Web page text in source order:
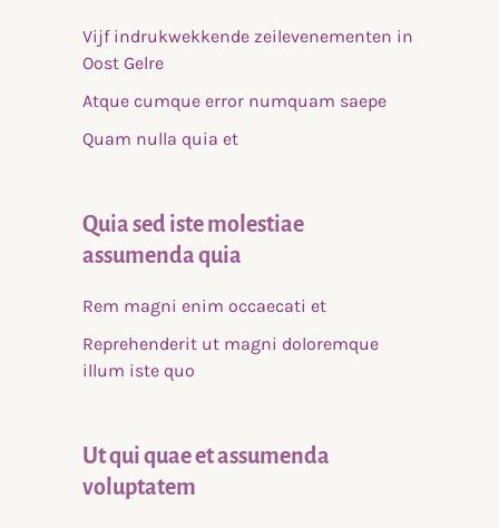
Vijf indrukwekkende zeilevenementen in
Oost Gelre
Atque cumque error numquam saepe
Quam nulla quia et
Quia sed iste molestiae
assumenda quia
Rem magni enim occaecati et
Reprehenderit ut magni doloremque
illum iste quo
Ut qui quae et assumenda
voluptatem